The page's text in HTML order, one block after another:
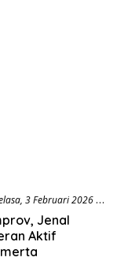
3 Februari 2026 |
Jenal
Aktif